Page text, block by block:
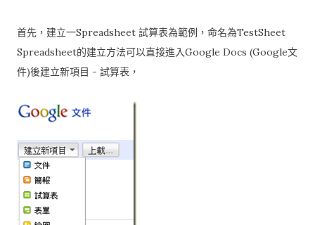
首先，建立一Spreadsheet 試算表為範例，命名為TestSheet
Spreadsheet的建立方法可以直接進入Google Docs (Google文
件)後建立新項目 - 試算表，